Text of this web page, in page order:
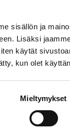
sisällön ja
Lisäksi
käytät
kun olet
Mieltymykset